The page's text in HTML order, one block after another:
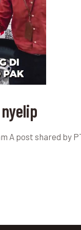
A post shared by